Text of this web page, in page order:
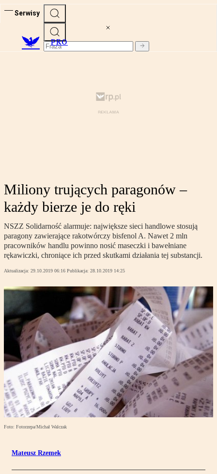
Serwisy
PRO
Miliony trujących paragonów –
każdy bierze je do ręki
NSZZ Solidarność alarmuje: największe sieci handlowe stosują
paragony zawierające rakotwórczy bisfenol A. Nawet 2 mln
pracowników handlu powinno nosić maseczki i bawełniane
rękawiczki, chroniące ich przed skutkami działania tej substancji.
Aktualizacja: 29.10.2019 06:16 Publikacja: 28.10.2019 14:25
Foto: Fotorzepa/Michał Walczak
Mateusz Rzemek